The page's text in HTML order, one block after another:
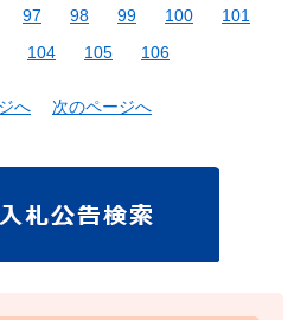
97 98 99 100
101
104 105 106
へ 次のページへ